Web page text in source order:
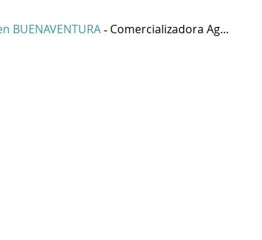
BUENAVENTURA - Comercializadora Ag...